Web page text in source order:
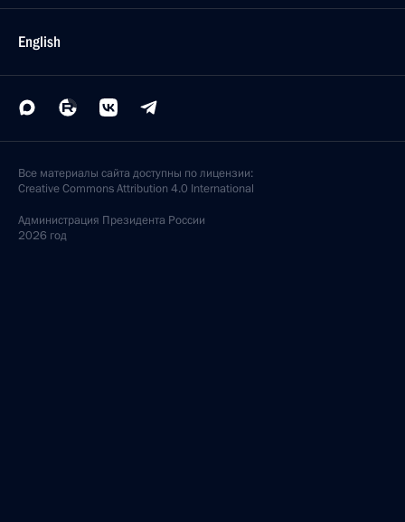
English
Все материалы сайта доступны по лицензии:
Creative Commons Attribution 4.0 International
Администрация Президента России
2026 год